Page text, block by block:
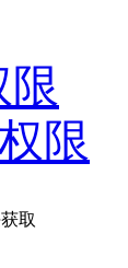
限
取